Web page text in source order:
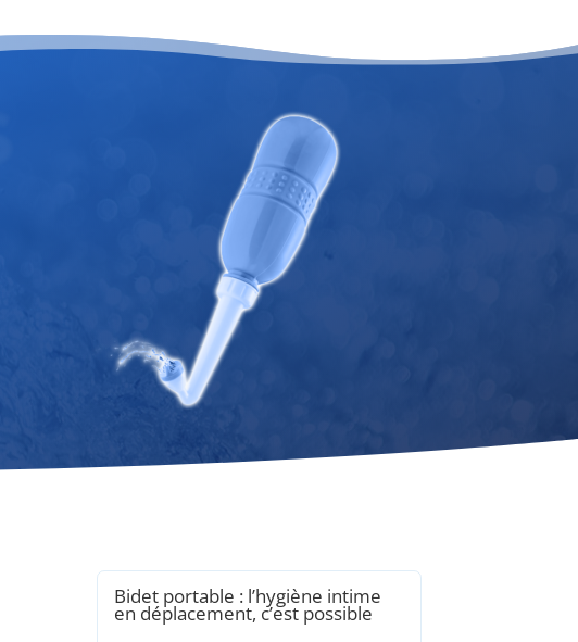
Bidet portable : l’hygiène intime
en déplacement, c’est possible